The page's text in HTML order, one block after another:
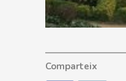
Comparteix